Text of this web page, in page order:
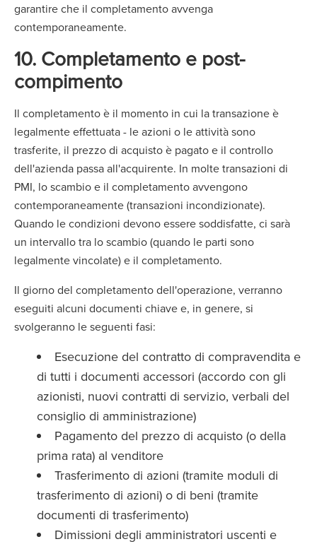
garantire che il completamento avvenga
contemporaneamente.
10. Completamento e post-
compimento
Il completamento è il momento in cui la transazione è
legalmente effettuata - le azioni o le attività sono
trasferite, il prezzo di acquisto è pagato e il controllo
dell'azienda passa all'acquirente. In molte transazioni di
PMI, lo scambio e il completamento avvengono
contemporaneamente (transazioni incondizionate).
Quando le condizioni devono essere soddisfatte, ci sarà
un intervallo tra lo scambio (quando le parti sono
legalmente vincolate) e il completamento.
Il giorno del completamento dell'operazione, verranno
eseguiti alcuni documenti chiave e, in genere, si
svolgeranno le seguenti fasi:
Esecuzione del contratto di compravendita e
di tutti i documenti accessori (accordo con gli
azionisti, nuovi contratti di servizio, verbali del
consiglio di amministrazione)
Pagamento del prezzo di acquisto (o della
prima rata) al venditore
Trasferimento di azioni (tramite moduli di
trasferimento di azioni) o di beni (tramite
documenti di trasferimento)
Dimissioni degli amministratori uscenti e